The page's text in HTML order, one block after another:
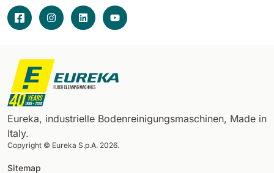
Eureka, industrielle Bodenreinigungsmaschinen, Made in
Italy.
Copyright © Eureka S.p.A. 2026.
Sitemap